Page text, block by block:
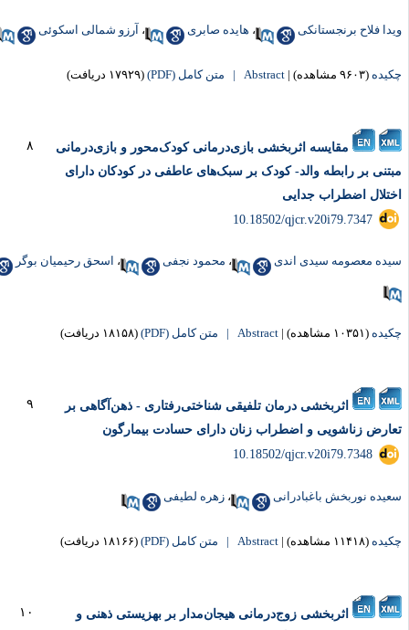
فلاح برنجستانکی ،هایده صابری ،آرزو شمالی اسکوئی
(۹۶۰۳ مشاهده) |
Abstract | متن کامل (PDF) (۱۷۹۲۹ دریافت)
مقایسه اثربخشی بازی‌درمانی کودک‌محور و بازی‌درمانی
بر رابطه والد- کودک بر سبک‌های عاطفی در کودکان دارای
اضطراب جدایی
‎ 10.18502/qjcr.v20i79.7347
معصومه سیدی اندی ،محمود نجفی ،اسحق رحیمیان بوگر
(۱۰۳۵۱ مشاهده) |
Abstract | متن کامل (PDF) (۱۸۱۵۸ دریافت)
اثربخشی درمان تلفیقی شناختی‌رفتاری - ذهن‌آگاهی بر
زناشویی و اضطراب زنان دارای حسادت بیمارگون
‎ 10.18502/qjcr.v20i79.7348
نوربخش باغبادرانی ،زهره لطیفی
(۱۱۴۱۸ مشاهده) |
Abstract | متن کامل (PDF) (۱۸۱۶۶ دریافت)
اثربخشی زوج‌درمانی هیجان‌مدار بر بهزیستی ذهنی و
۱۰